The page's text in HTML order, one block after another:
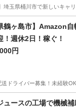
埼玉県桶川市で新しいキ
ー 社用車
鶴ヶ島市】Amazon
！週休2日！稼ぐ！
円
送ドライバー募集！未経験
バー Amazon
ュースの工場で機械